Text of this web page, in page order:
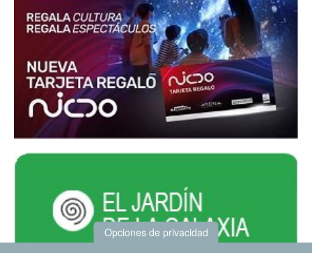
Opciones de privacidad